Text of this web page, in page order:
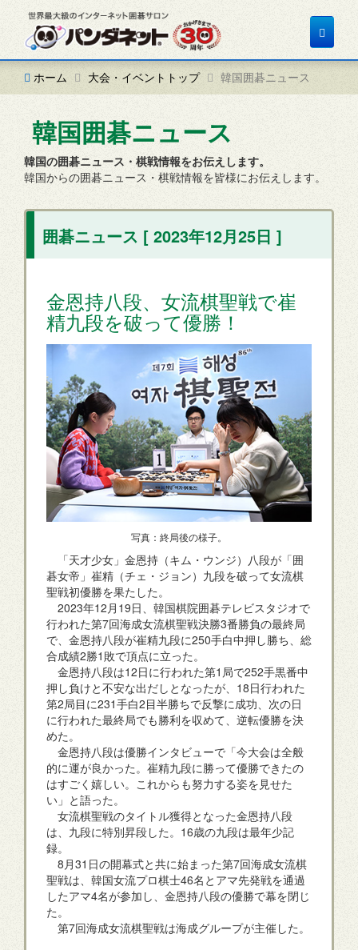
Toggle
ホーム
大会・イベントトップ 韓国囲碁ニュース
韓国囲碁ニュース
韓国の囲碁ニュース・棋戦情報をお伝えします。
韓国からの囲碁ニュース・棋戦情報を皆様にお伝えします。
囲碁ニュース [ 2023年12月25日 ]
金恩持八段、女流棋聖戦で崔
精九段を破って優勝！
写真：終局後の様子。
「天才少女」金恩持（キム・ウンジ）八段が「囲
碁女帝」崔精（チェ・ジョン）九段を破って女流棋
聖戦初優勝を果たした。
2023年12月19日、韓国棋院囲碁テレビスタジオで
行われた第7回海成女流棋聖戦決勝3番勝負の最終局
で、金恩持八段が崔精九段に250手白中押し勝ち、総
合成績2勝1敗で頂点に立った。
金恩持八段は12日に行われた第1局で252手黒番中
押し負けと不安な出だしとなったが、18日行われた
第2局目に231手白2目半勝ちで反撃に成功、次の日
に行われた最終局でも勝利を収めて、逆転優勝を決
めた。
金恩持八段は優勝インタビューで「今大会は全般
的に運が良かった。崔精九段に勝って優勝できたの
はすごく嬉しい。これからも努力する姿を見せた
い」と語った。
女流棋聖戦のタイトル獲得となった金恩持八段
は、九段に特別昇段した。16歳の九段は最年少記
録。
8月31日の開幕式と共に始まった第7回海成女流棋
聖戦は、韓国女流プロ棋士46名とアマ先発戦を通過
したアマ4名が参加し、金恩持八段の優勝で幕を閉じ
た。
第7回海成女流棋聖戦は海成グループが主催した。